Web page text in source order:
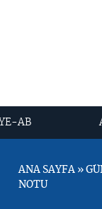
AB
ANA SAYFA »
NOTU